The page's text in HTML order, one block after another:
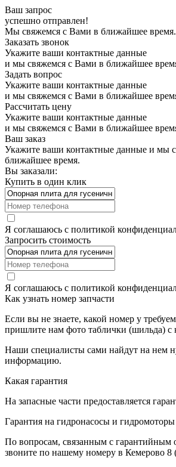
Ваш запрос
успешно отправлен!
Мы свяжемся с Вами в ближайшее время.
Заказать звонок
Укажите ваши контактные данные
и мы свяжемся с Вами в ближайшее
Задать вопрос
Укажите ваши контактные данные
и мы свяжемся с Вами в ближайшее
Рассчитать цену
Укажите ваши контактные данные
и мы свяжемся с Вами в ближайшее
Ваш заказ
Укажите ваши контактные данные и мы
ближайшее время.
Вы заказали:
Купить в один клик
Я соглашаюсь с политикой
Запросить стоимость
Я соглашаюсь с политикой
Как узнать номер запчасти
Если вы не знаете, какой номер у
пришлите нам фото таблички (шильда) с
Наши специалисты сами найдут на нем
информацию.
Какая гарантия
На запасные части предоставляется
Гарантия на гидронасосы и гидромоторы
По вопросам, связанным с гарантийным
звоните по нашему номеру в Кемерово 8